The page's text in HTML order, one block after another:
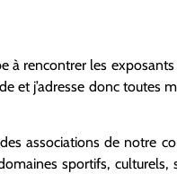
à rencontrer les
et j’adresse donc toutes
associations de notre
sportifs, culturels,